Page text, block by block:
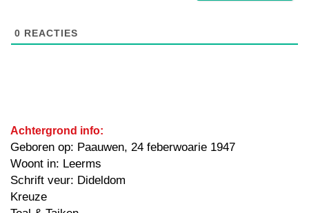
0 REACTIES
Achtergrond info:
Geboren op: Paauwen, 24 feberwoarie 1947
Woont in: Leerms
Schrift veur: Dideldom
Kreuze